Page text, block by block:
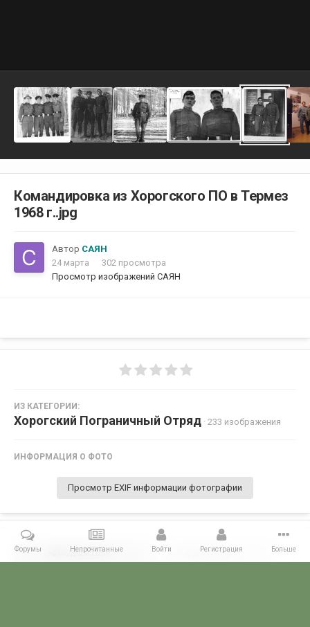
Командировка из Хорогского ПО в Термез
1968 г..jpg
Автор САЯН
24 марта
302 просмотра
Просмотр изображений САЯН
ИЗ КАТЕГОРИИ:
Хорогский Пограничный Отряд · 233 изображения
ИНФОРМАЦИЯ О ФОТО
Просмотр EXIF информации фотографии
Поделиться Подписчики 0
Форумы Непрочитанные Войти Регистрация Больше